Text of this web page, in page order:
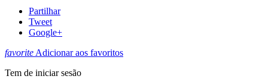
Partilhar
Tweet
Google+
favorite Adicionar aos favoritos
Tem de iniciar sesão